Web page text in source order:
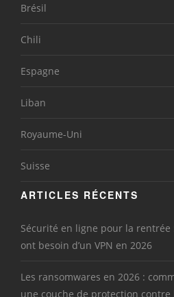
Brésil
Chili
Espagne
Liban
Royaume-Uni
Suisse
ARTICLES RÉCENTS
Sécurité en ligne pour la
ont besoin d’un VPN en 2026
Les ransomwares en 2026 :
une couche de protection